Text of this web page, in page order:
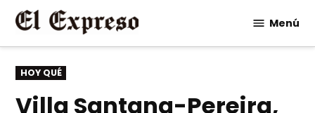
Saltar
contenido
Menú
PUBLICADO
EN
HOY QUÉ
Villa Santana-Pereira,